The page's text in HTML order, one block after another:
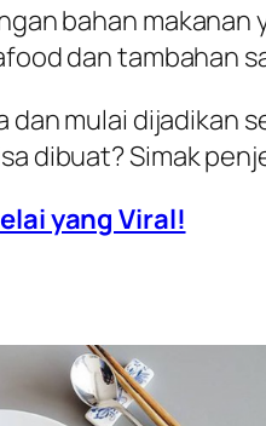
bahan
dan tambahan
mulai dijadikan
dibuat? Simak
yang Viral!